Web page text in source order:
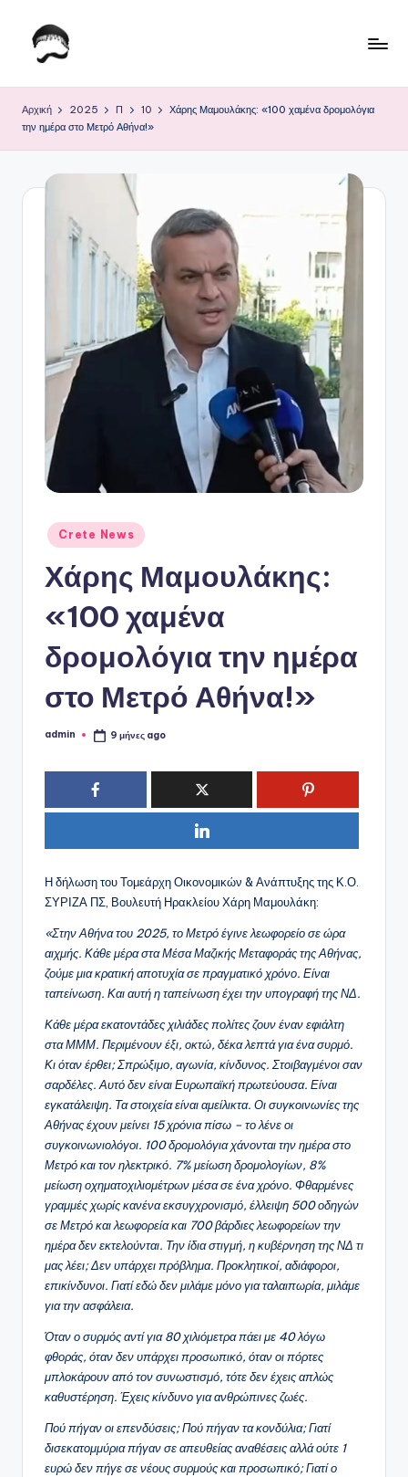
Μετάβαση
ο
Κ
P
Αρχική 2025 Π 10
Χάρης Μαμουλάκης: «100 χαμένα δρομολόγια
την ημέρα στο Μετρό Αθήνα!»
Αναρτήθηκε
σε
Crete News
Χάρης Μαμουλάκης:
«100 χαμένα
δρομολόγια την ημέρα
στο Μετρό Αθήνα!»
Συγγραφέας:
admin 9 μήνες ago
Η δήλωση του Τομεάρχη Οικονομικών & Ανάπτυξης της Κ.Ο.
ΣΥΡΙΖΑ ΠΣ, Βουλευτή Ηρακλείου Χάρη Μαμουλάκη:
«Στην Αθήνα του 2025, το Μετρό έγινε λεωφορείο σε ώρα
αιχμής. Κάθε μέρα στα Μέσα Μαζικής Μεταφοράς της Αθήνας,
ζούμε μια κρατική αποτυχία σε πραγματικό χρόνο. Είναι
ταπείνωση. Και αυτή η ταπείνωση έχει την υπογραφή της ΝΔ.
Κάθε μέρα εκατοντάδες χιλιάδες πολίτες ζουν έναν εφιάλτη
στα ΜΜΜ. Περιμένουν έξι, οκτώ, δέκα λεπτά για ένα συρμό.
Κι όταν έρθει; Σπρώξιμο, αγωνία, κίνδυνος. Στοιβαγμένοι σαν
σαρδέλες. Αυτό δεν είναι Ευρωπαϊκή πρωτεύουσα. Είναι
εγκατάλειψη. Τα στοιχεία είναι αμείλικτα. Οι συγκοινωνίες της
Αθήνας έχουν μείνει 15 χρόνια πίσω – το λένε οι
συγκοινωνιολόγοι. 100 δρομολόγια χάνονται την ημέρα στο
Μετρό και τον ηλεκτρικό. 7% μείωση δρομολογίων, 8%
μείωση οχηματοχιλιομέτρων μέσα σε ένα χρόνο. Φθαρμένες
γραμμές χωρίς κανένα εκσυγχρονισμό, έλλειψη 500 οδηγών
σε Μετρό και λεωφορεία και 700 βάρδιες λεωφορείων την
ημέρα δεν εκτελούνται. Την ίδια στιγμή, η κυβέρνηση της ΝΔ τι
μας λέει; Δεν υπάρχει πρόβλημα. Προκλητικοί, αδιάφοροι,
επικίνδυνοι. Γιατί εδώ δεν μιλάμε μόνο για ταλαιπωρία, μιλάμε
για την ασφάλεια.
Όταν ο συρμός αντί για 80 χιλιόμετρα πάει με 40 λόγω
φθοράς, όταν δεν υπάρχει προσωπικό, όταν οι πόρτες
μπλοκάρουν από τον συνωστισμό, τότε δεν έχεις απλώς
καθυστέρηση. Έχεις κίνδυνο για ανθρώπινες ζωές.
Πού πήγαν οι επενδύσεις; Πού πήγαν τα κονδύλια; Γιατί
δισεκατομμύρια πήγαν σε απευθείας αναθέσεις αλλά ούτε 1
ευρώ δεν πήγε σε νέους συρμούς και προσωπικό; Γιατί ο